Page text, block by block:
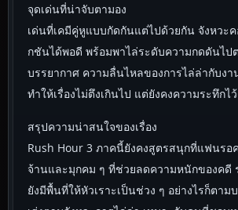
จุดเด่นที่น่าจับตามอง
เด่นที่เคมีคู่หูแบบกัดกันแต่ไปด้วยกัน จังหวะ
กชันได้พอดี พร้อมพาไล่ระดับความกดดันไป
บรรยากาศ ความลื่นไหลของการไล่ล่ากับง
ทำให้เรื่องไม่ตึงเกินไป แต่ยังคงความระทึกไ
สรุปความน่าสนใจของเรื่อง
Rush Hour 3 ภาคนี้ยังคงสูตรสนุกที่แฟนรอ
จ้านและมุกคม ๆ ที่ช่วยลดความหนักของคดี
ยังมีพื้นที่ให้หัวเราะเป็นช่วง ๆ อย่างไรก็ตาม